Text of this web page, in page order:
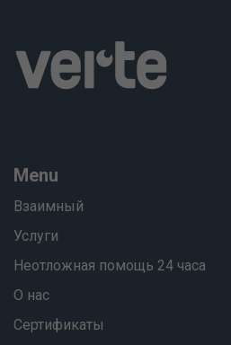
Menu
Взаимный
Услуги
Неотложная помощь 24 часа
О нас
Сертификаты